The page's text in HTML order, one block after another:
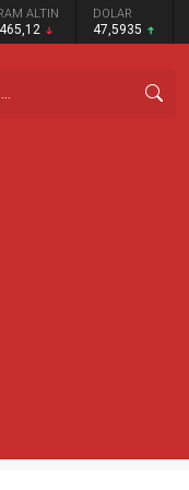
ALTIN DOLAR
47,5935